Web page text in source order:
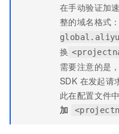
在手动验证加
整的域名格式：
换
需要注意的是
SDK 在发起请
此在配置文件中
加